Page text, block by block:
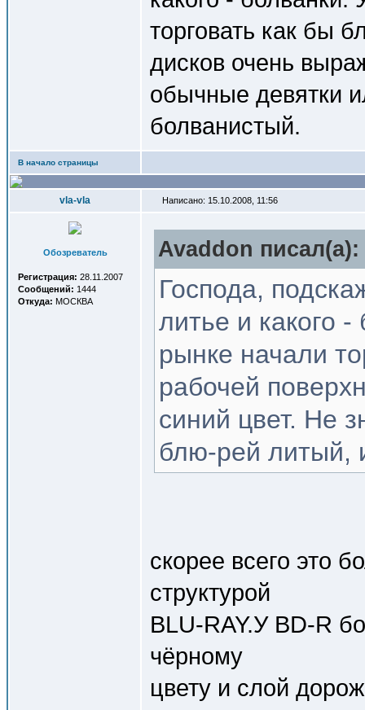
торговать как бы
дисков очень
обычные девятки
болванистый.
В начало страницы
vla-vla Написано: 15.10.2008, 11:56
Обозреватель
Регистрация: 28.11.2007
Сообщений: 1444
Откуда: МОСКВА
Avaddon писал(a):
Господа,
литье и какого
рынке начали
рабочей
синий цвет. Не
блю-рей литый,
скорее всего это
структурой
BLU-RAY.У BD-R
чёрному
цвету и слой